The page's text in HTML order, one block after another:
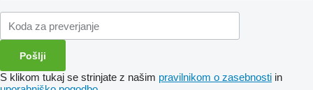
S klikom tukaj se strinjate z našim pravilnikom o zasebnosti in